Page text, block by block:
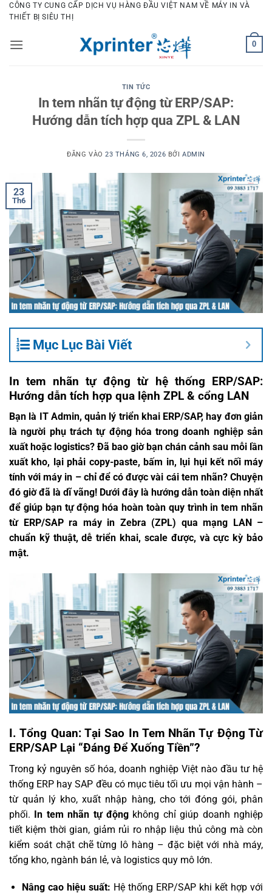
Bỏ
qua
dung
CÔNG TY CUNG CẤP DỊCH VỤ HÀNG ĐẦU VIỆT NAM VỀ MÁY IN VÀ
THIẾT BỊ SIÊU THỊ
0
TIN TỨC
In tem nhãn tự động từ ERP/SAP:
Hướng dẫn tích hợp qua ZPL & LAN
ĐĂNG VÀO23 THÁNG 6, 2026 BỞI ADMIN
23
Th6
Mục Lục Bài Viết
In tem nhãn tự động từ hệ thống ERP/SAP:
Hướng dẫn tích hợp qua lệnh ZPL & cổng LAN
Bạn là IT Admin, quản lý triển khai ERP/SAP, hay đơn giản
là người phụ trách tự động hóa trong doanh nghiệp sản
xuất hoặc logistics? Đã bao giờ bạn chán cảnh sau mỗi lần
xuất kho, lại phải copy-paste, bấm in, lụi hụi kết nối máy
tính với máy in – chỉ để có được vài cái tem nhãn? Chuyện
đó giờ đã là dĩ vãng! Dưới đây là hướng dẫn toàn diện nhất
để giúp bạn tự động hóa hoàn toàn quy trình in tem nhãn
từ ERP/SAP ra máy in Zebra (ZPL) qua mạng LAN –
chuẩn kỹ thuật, dễ triển khai, scale được, và cực kỳ bảo
mật.
I. Tổng Quan: Tại Sao In Tem Nhãn Tự Động Từ
ERP/SAP Lại “Đáng Để Xuống Tiền”?
Trong kỷ nguyên số hóa, doanh nghiệp Việt nào đầu tư hệ
thống ERP hay SAP đều có mục tiêu tối ưu mọi vận hành –
từ quản lý kho, xuất nhập hàng, cho tới đóng gói, phân
phối. In tem nhãn tự động không chỉ giúp doanh nghiệp
tiết kiệm thời gian, giảm rủi ro nhập liệu thủ công mà còn
kiểm soát chặt chẽ từng lô hàng – đặc biệt với nhà máy,
tổng kho, ngành bán lẻ, và logistics quy mô lớn.
Nâng cao hiệu suất: Hệ thống ERP/SAP khi kết hợp với